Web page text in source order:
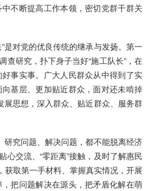
不断提高工作本领，密切党群干群关
对党的优良传统的继承与发扬。第一
研究，扑下身子当好“施工队长”，在
事实事。广大人民群众从中得到了实
基层、更加贴近群众，面对还未啃掉
展思想，深入群众、贴近群众、服务群
究问题、解决问题，都不能脱离经济
交流、“零距离”接触，及时了解惠民
获取第一手材料、掌握真实情况，开展
把问题解决在源头，把矛盾化解在萌